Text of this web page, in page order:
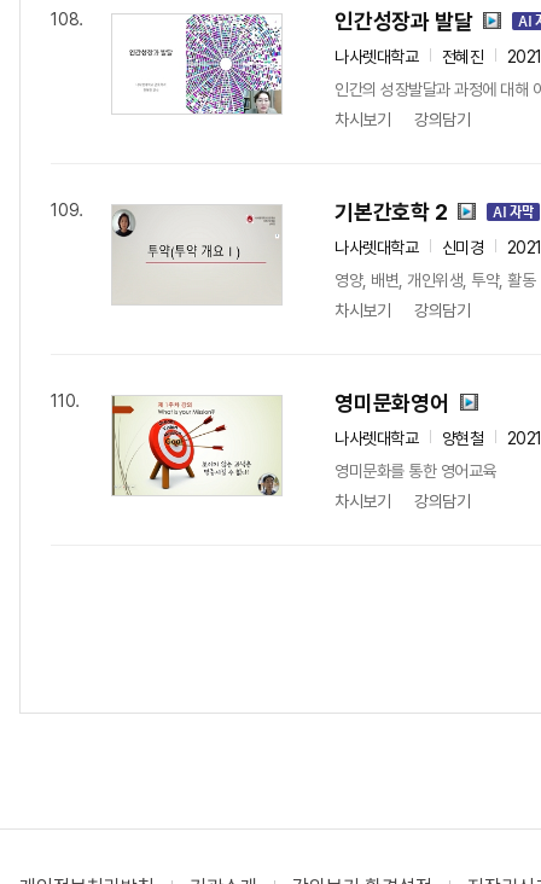
108. 인간성장과 발달
나사렛대학교 전혜진
인간의 성장발달과 과정에 대해
차시보기
강의담기
109. 기본간호학 2
나사렛대학교 신미경
영양, 배변, 개인위생, 투약, 활
차시보기
강의담기
110. 영미문화영어
나사렛대학교 양현철
영미문화를 통한 영어교육
차시보기
강의담기